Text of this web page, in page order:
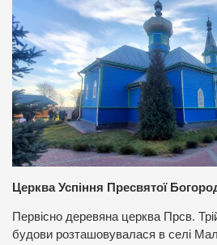
Церква Успіння Пресвятої
Первісно деревяна церква Прсв.
будови розташовувалася в селі